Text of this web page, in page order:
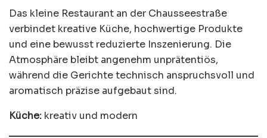
Das kleine Restaurant an der Chausseestraße
verbindet kreative Küche, hochwertige Produkte
und eine bewusst reduzierte Inszenierung. Die
Atmosphäre bleibt angenehm unprätentiös,
während die Gerichte technisch anspruchsvoll und
aromatisch präzise aufgebaut sind.
Küche: kreativ und modern